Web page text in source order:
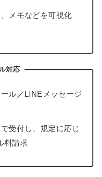
メモなどを可視化
対応
ル／LINEメッセージ
受付し、規定に応じ
料請求